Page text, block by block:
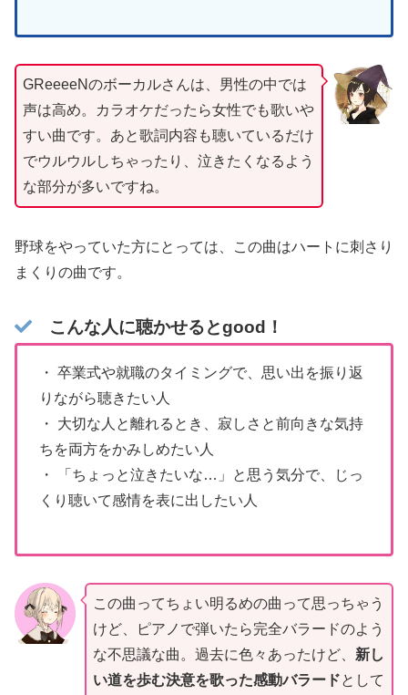
GReeeeNのボーカルさんは、男性の中では
声は高め。カラオケだったら女性でも歌いや
すい曲です。あと歌詞内容も聴いているだけ
でウルウルしちゃったり、泣きたくなるよう
な部分が多いですね。
野球をやっていた方にとっては、この曲はハートに刺さり
まくりの曲です。
こんな人に聴かせるとgood！
・ 卒業式や就職のタイミングで、思い出を振り返
りながら聴きたい人
・ 大切な人と離れるとき、寂しさと前向きな気持
ちを両方をかみしめたい人
・ 「ちょっと泣きたいな…」と思う気分で、じっ
くり聴いて感情を表に出したい人
この曲ってちょい明るめの曲って思っちゃう
けど、ピアノで弾いたら完全バラードのよう
な不思議な曲。過去に色々あったけど、 新し
い道を歩む決意を歌った感動バラードとして